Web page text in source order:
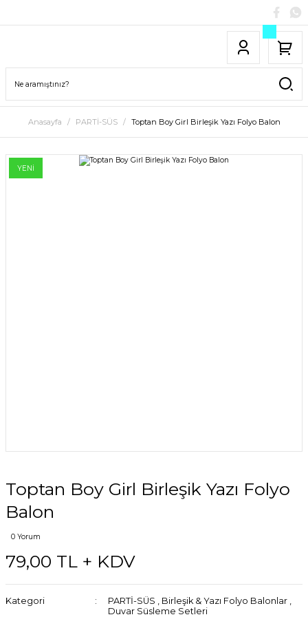
Anasayfa PARTİ-SÜS Toptan Boy Girl Birleşik Yazı Folyo Balon
YENİ
Toptan Boy Girl Birleşik Yazı Folyo
Balon
0 Yorum
79,00 TL + KDV
Kategori PARTİ-SÜS , Birleşik & Yazı Folyo Balonlar ,
Duvar Süsleme Setleri